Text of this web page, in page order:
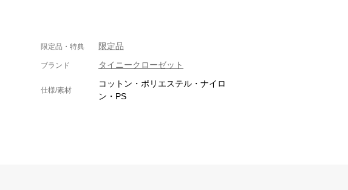
限定品・特典 限定品
ブランド タイニークローゼット
仕様/素材
コットン・ポリエステル・ナイロ
ン・PS